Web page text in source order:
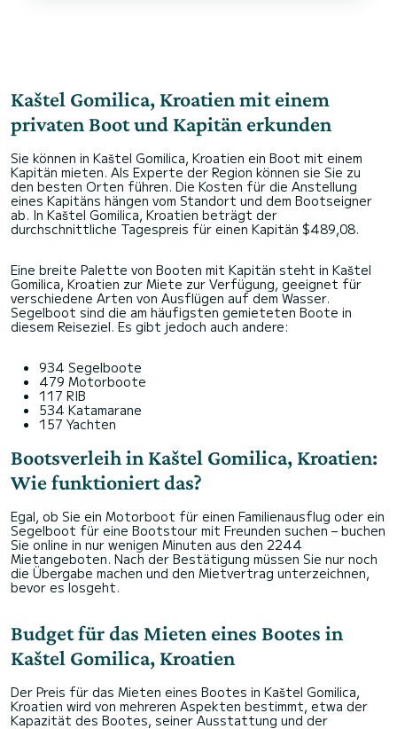
Kaštel Gomilica, Kroatien mit einem
privaten Boot und Kapitän erkunden
Sie können in Kaštel Gomilica, Kroatien ein Boot mit einem
Kapitän mieten. Als Experte der Region können sie Sie zu
den besten Orten führen. Die Kosten für die Anstellung
eines Kapitäns hängen vom Standort und dem Bootseigner
ab. In Kaštel Gomilica, Kroatien beträgt der
durchschnittliche Tagespreis für einen Kapitän $489,08.
Eine breite Palette von Booten mit Kapitän steht in Kaštel
Gomilica, Kroatien zur Miete zur Verfügung, geeignet für
verschiedene Arten von Ausflügen auf dem Wasser.
Segelboot sind die am häufigsten gemieteten Boote in
diesem Reiseziel. Es gibt jedoch auch andere:
934 Segelboote
479 Motorboote
117 RIB
534 Katamarane
157 Yachten
Bootsverleih in Kaštel Gomilica, Kroatien:
Wie funktioniert das?
Egal, ob Sie ein Motorboot für einen Familienausflug oder ein
Segelboot für eine Bootstour mit Freunden suchen – buchen
Sie online in nur wenigen Minuten aus den 2244
Mietangeboten. Nach der Bestätigung müssen Sie nur noch
die Übergabe machen und den Mietvertrag unterzeichnen,
bevor es losgeht.
Budget für das Mieten eines Bootes in
Kaštel Gomilica, Kroatien
Der Preis für das Mieten eines Bootes in Kaštel Gomilica,
Kroatien wird von mehreren Aspekten bestimmt, etwa der
Kapazität des Bootes, seiner Ausstattung und der